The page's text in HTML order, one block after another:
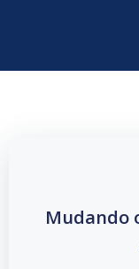
Mudando